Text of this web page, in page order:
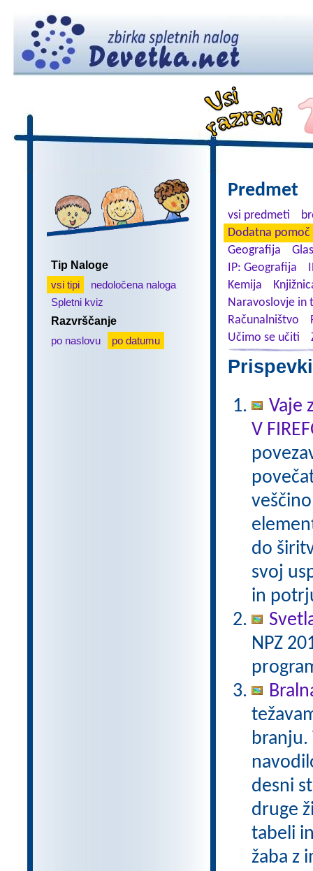
Tip Naloge
vsi tipi
nedoločena naloga
Spletni kviz
Razvrščanje
po naslovu
po datumu
Predmet
vsi predmeti
Dodatna
Geografija
IP: Geografija
Kemija
Naravoslovje in
Računalništvo
Učimo se učiti
Vaje
V
do
svoj
in
NPZ
branju.
desni
druge
tabeli
žaba z